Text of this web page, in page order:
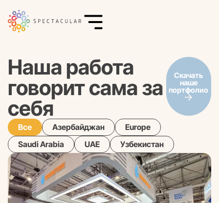
Наша работа
говорит сама за
себя
Скачать
наше
портфолио
Азербайджан
Europe
Saudi Arabia
UAE Узбекистан
Все